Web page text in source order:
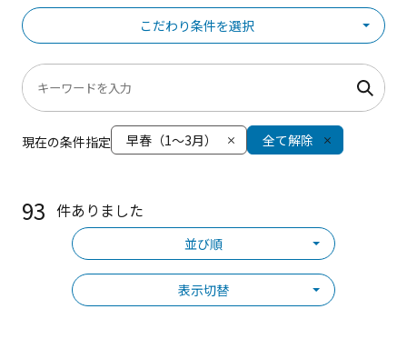
こだわり条件を選択
現在の条件指定 早春（1～3月） 全て解除
93 件ありました
並び順
表示切替